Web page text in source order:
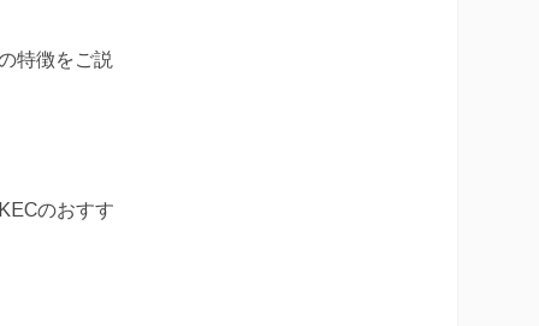
特徴をご説
のおすす